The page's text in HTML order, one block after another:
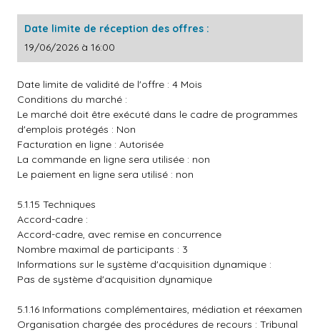
Date limite de réception des offres :
19/06/2026 à 16:00
Date limite de validité de l'offre : 4 Mois
Conditions du marché :
Le marché doit être exécuté dans le cadre de programmes
d'emplois protégés : Non
Facturation en ligne : Autorisée
La commande en ligne sera utilisée : non
Le paiement en ligne sera utilisé : non
5.1.15 Techniques
Accord-cadre :
Accord-cadre, avec remise en concurrence
Nombre maximal de participants : 3
Informations sur le système d'acquisition dynamique :
Pas de système d'acquisition dynamique
5.1.16 Informations complémentaires, médiation et réexamen
Organisation chargée des procédures de recours : Tribunal